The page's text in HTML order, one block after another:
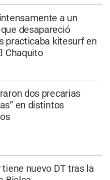
a un
desapareció
practicaba kitesurf en
Chaquito
dos precarias
en distintos
tiene nuevo DT tras la